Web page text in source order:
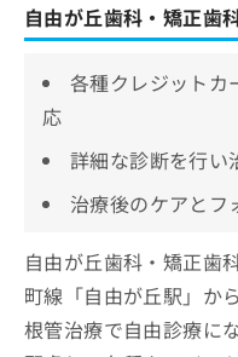
自由が丘歯科・矯正歯
各種クレジットカ
応
詳細な診断を行い
治療後のケアとフ
自由が丘歯科・矯正歯
町線「自由が丘駅」か
根管治療で自由診療に